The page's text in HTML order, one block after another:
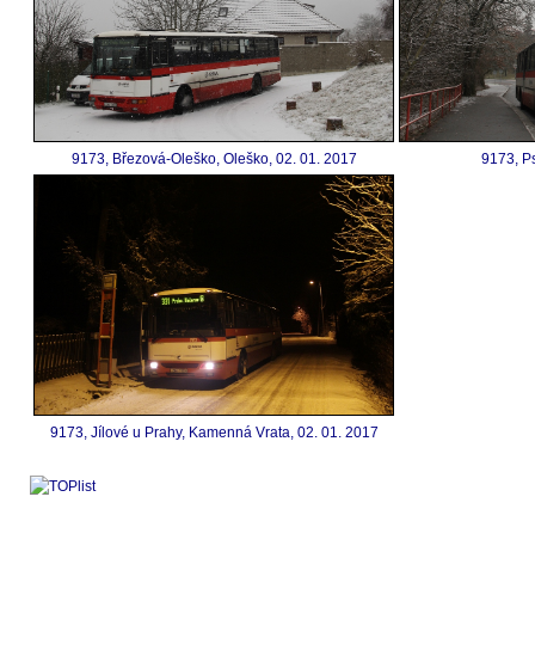
9173, Březová-Oleško, Oleško, 02. 01. 2017 9173,
9173, Jílové u Prahy, Kamenná Vrata, 02. 01. 2017